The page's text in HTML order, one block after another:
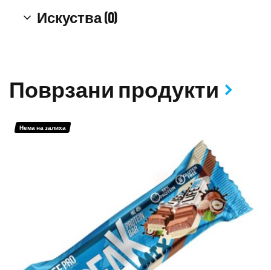
Искуства (0)
Поврзани продукти
Нема на залиха